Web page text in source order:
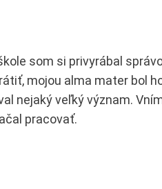
som si privyrábal
mojou alma mater bol
nejaký veľký význam.
pracovať.